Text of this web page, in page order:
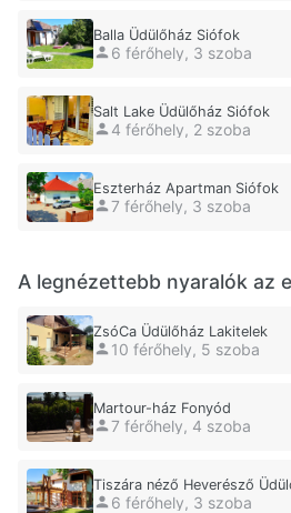
Balla Üdülőház Siófok
6 férőhely, 3 szoba
Salt Lake Üdülőház Siófok
4 férőhely, 2 szoba
Eszterház Apartman Siófok
7 férőhely, 3 szoba
A legnézettebb nyaralók az
ZsóCa Üdülőház Lakitelek
10 férőhely, 5 szoba
Martour-ház Fonyód
7 férőhely, 4 szoba
Tiszára néző Heverésző
6 férőhely, 3 szoba